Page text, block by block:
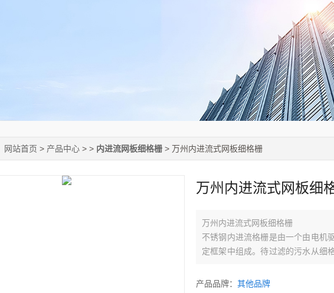
网站首页 > 产品中心 > > 内进流网板细格栅 > 万州内进流式网板细格栅
万州内进流式网板细
万州内进流式网板细格栅
不锈钢内进流格栅是由一个由电机
定框架中组成。待过滤的污水从细
产品品牌： 其他品牌